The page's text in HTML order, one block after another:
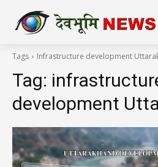
Tags Infrastructure development
Tag:
development